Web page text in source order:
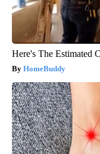
Here's The Estimated
HomeBuddy